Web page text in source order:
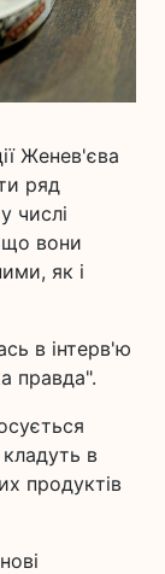
Женев'єва
ряд
числі
що вони
як і
в інтерв'ю
правда".
кладуть в
продуктів